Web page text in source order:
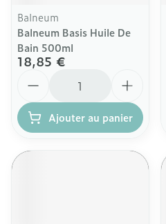
Balneum
Balneum Basis Huile De
Bain 500ml
18,85 €
Ajouter au panier